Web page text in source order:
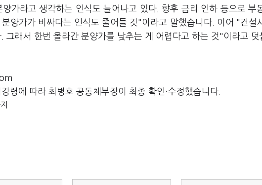
가라고 생각하는 인식도 늘어나고 있다. 향후 금리 인하 등으로 부
양가가 비싸다는 인식도 줄어들 것"이라고 말했습니다. 이어 "건설
그래서 한번 올라간 분양가를 낮추는 게 어렵다고 하는 것"이라고 덧
령에 따라 최병호 공동체부장이 최종 확인·수정했습니다.